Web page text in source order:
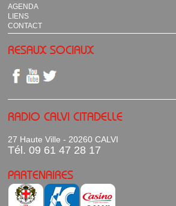
AGENDA
LIENS
CONTACT
RESAUX SOCIAUX
RADIO CALVI CITADELLE
27 Haute Ville - 20260 CALVI
Tél. 09 61 47 28 17
PARTENAIRES